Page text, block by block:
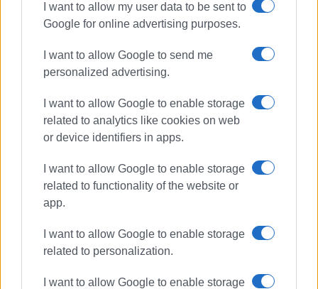
I want to allow my user data to be sent to
Google for online advertising purposes.
I want to allow Google to send me
personalized advertising.
I want to allow Google to enable storage
related to analytics like cookies on web
or device identifiers in apps.
I want to allow Google to enable storage
related to functionality of the website or
app.
I want to allow Google to enable storage
related to personalization.
I want to allow Google to enable storage
Συνδρομητές στο e-paper